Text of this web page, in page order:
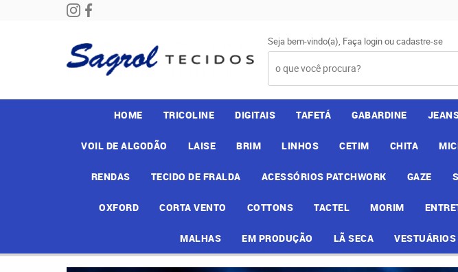
Seja bem-vindo(a), Faça loginoucadastre-se
HOME TRICOLINE DIGITAIS TAFETÁ GABARDINE
VOIL DE ALGODÃO LAISE BRIM LINHOS CETIM CHITA
RENDAS TECIDO DE FRALDA ACESSÓRIOS PATCHWORK GAZE
OXFORD CORTA VENTO COTTONS TACTEL MORIM
MALHAS EM PRODUÇÃO LÃ SECA